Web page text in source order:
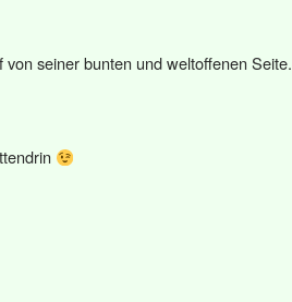
seiner bunten und weltoffenen Seite.